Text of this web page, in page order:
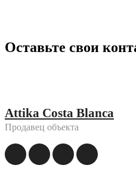
Оставьте свои
Attika Costa Blanca
Продавец объекта